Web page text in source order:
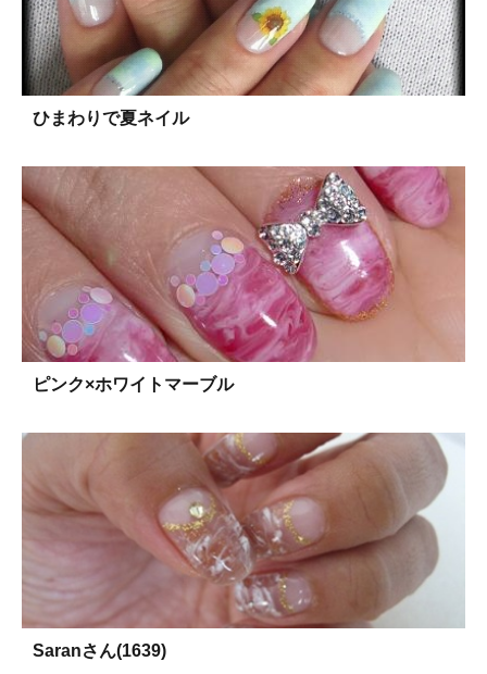
ひまわりで夏ネイル
ピンク×ホワイトマーブル
Saranさん(1639)